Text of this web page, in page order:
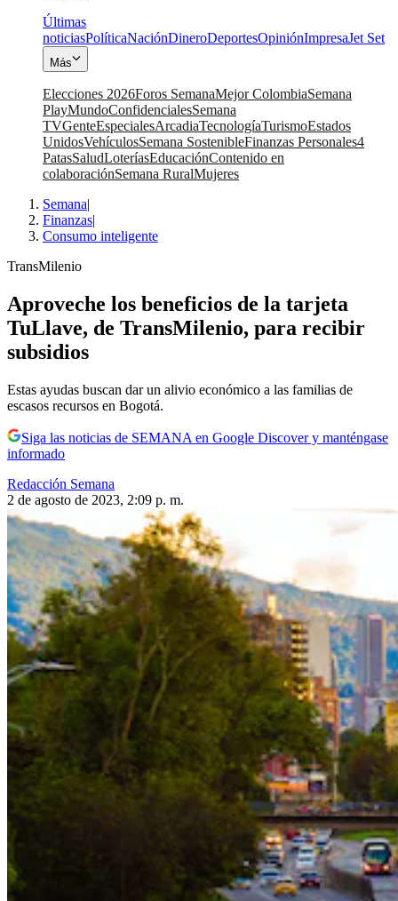
Últimas
noticiasPolíticaNaciónDineroDeportesOpiniónImpresaJet Set
Más
Elecciones 2026Foros SemanaMejor ColombiaSemana
PlayMundoConfidencialesSemana
TVGenteEspecialesArcadiaTecnologíaTurismoEstados
UnidosVehículosSemana SostenibleFinanzas Personales4
PatasSaludLoteríasEducaciónContenido en
colaboraciónSemana RuralMujeres
Semana|
Finanzas|
Consumo inteligente
TransMilenio
Aproveche los beneficios de la tarjeta
TuLlave, de TransMilenio, para recibir
subsidios
Estas ayudas buscan dar un alivio económico a las familias de
escasos recursos en Bogotá.
Siga las noticias de SEMANA en Google Discover y manténgase
informado
Redacción Semana
2 de agosto de 2023, 2:09 p. m.